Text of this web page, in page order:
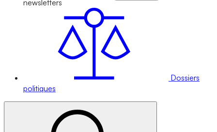
newsletters
Dossiers
politiques